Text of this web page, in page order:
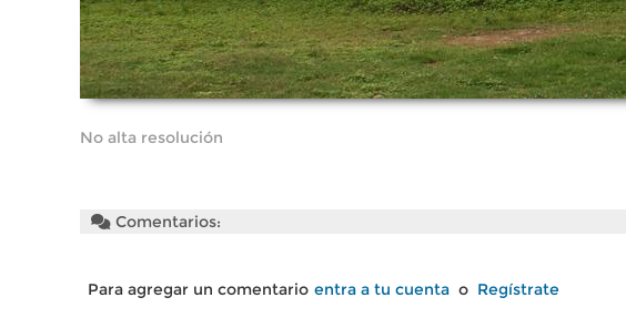
No alta resolución
Comentarios:
Para agregar un comentario entra a tu cuenta o Regístrate